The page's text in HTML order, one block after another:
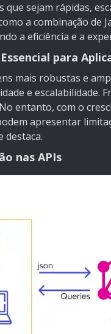
que sejam rápidas,
a combinação de
a eficiência e a
para
mais robustas e
e escalabilidade.
entanto, com o
apresentar
destaca.
nas APIs